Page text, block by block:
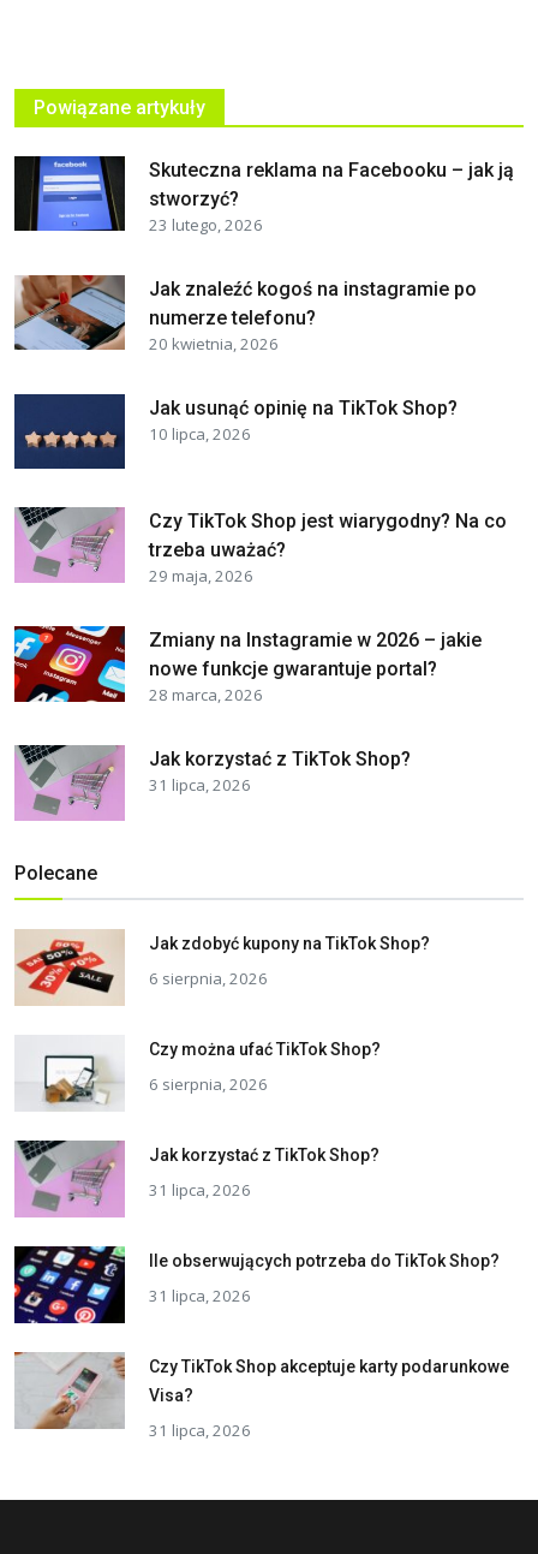
Powiązane artykuły
Skuteczna reklama na Facebooku – jak ją
stworzyć?
23 lutego, 2026
Jak znaleźć kogoś na instagramie po
numerze telefonu?
20 kwietnia, 2026
Jak usunąć opinię na TikTok Shop?
10 lipca, 2026
Czy TikTok Shop jest wiarygodny? Na co
trzeba uważać?
29 maja, 2026
Zmiany na Instagramie w 2026 – jakie
nowe funkcje gwarantuje portal?
28 marca, 2026
Jak korzystać z TikTok Shop?
31 lipca, 2026
Polecane
Jak zdobyć kupony na TikTok Shop?
6 sierpnia, 2026
Czy można ufać TikTok Shop?
6 sierpnia, 2026
Jak korzystać z TikTok Shop?
31 lipca, 2026
Ile obserwujących potrzeba do TikTok Shop?
31 lipca, 2026
Czy TikTok Shop akceptuje karty podarunkowe
Visa?
31 lipca, 2026